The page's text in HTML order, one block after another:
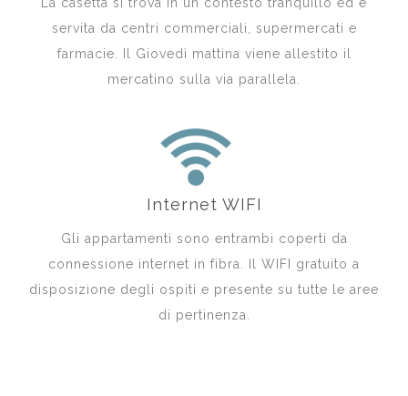
servita da centri commerciali, supermercati e
farmacie. Il Giovedì mattina viene allestito il
mercatino sulla via parallela.
Internet WIFI
Gli appartamenti sono entrambi coperti da
connessione internet in fibra. Il WIFI gratuito a
disposizione degli ospiti e presente su tutte le aree
di pertinenza.